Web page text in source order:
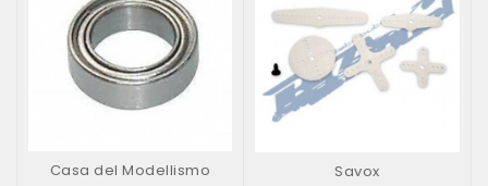
Casa del Modellismo
Savox